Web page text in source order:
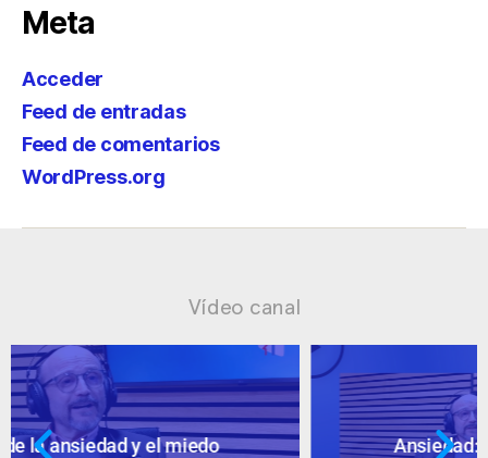
Meta
Acceder
Feed de entradas
Feed de comentarios
WordPress.org
Vídeo canal
Ansiedad: supuestos cuestionables